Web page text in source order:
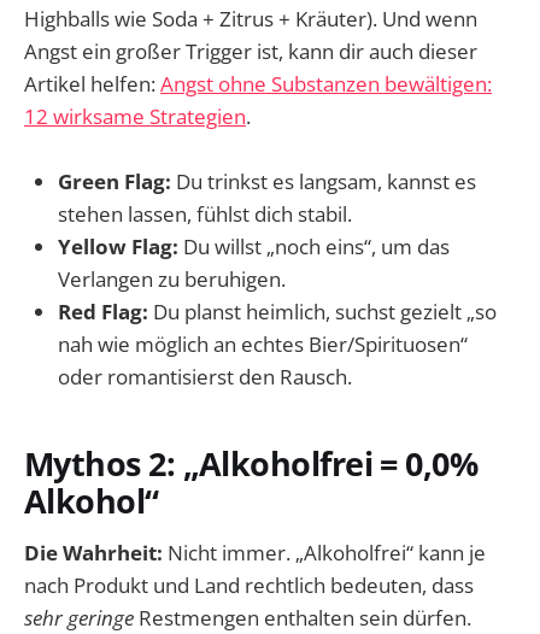
Highballs wie Soda + Zitrus + Kräuter). Und wenn
Angst ein großer Trigger ist, kann dir auch dieser
Artikel helfen:Angst ohne Substanzen bewältigen:
12 wirksame Strategien.
Green Flag: Du trinkst es langsam, kannst es
stehen lassen, fühlst dich stabil.
Yellow Flag: Du willst „noch eins“, um das
Verlangen zu beruhigen.
Red Flag: Du planst heimlich, suchst gezielt „so
nah wie möglich an echtes Bier/Spirituosen“
oder romantisierst den Rausch.
Mythos 2: „Alkoholfrei = 0,0%
Alkohol“
Die Wahrheit: Nicht immer. „Alkoholfrei“ kann je
nach Produkt und Land rechtlich bedeuten, dass
sehr geringe Restmengen enthalten sein dürfen.